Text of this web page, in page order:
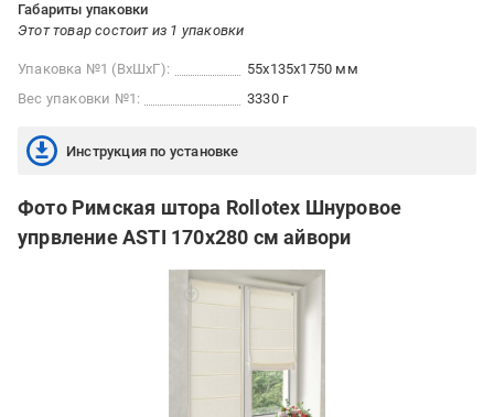
Габариты упаковки
Этот товар состоит из 1 упаковки
Упаковка №1 (ВхШхГ):
55x135x1750 мм
Вес упаковки №1:
3330 г
Инструкция по установке
Фото Римская штора Rollotex Шнуровое
упрвление ASTI 170x280 см айвори